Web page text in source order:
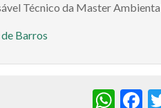
Técnico da Master
Barros